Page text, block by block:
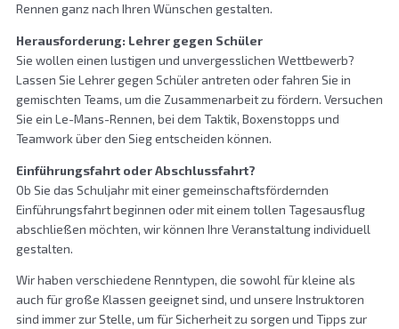
Rennen ganz nach Ihren Wünschen gestalten.
Herausforderung: Lehrer gegen Schüler
Sie wollen einen lustigen und unvergesslichen Wettbewerb?
Lassen Sie Lehrer gegen Schüler antreten oder fahren Sie in
gemischten Teams, um die Zusammenarbeit zu fördern. Versuchen
Sie ein Le-Mans-Rennen, bei dem Taktik, Boxenstopps und
Teamwork über den Sieg entscheiden können.
Einführungsfahrt oder Abschlussfahrt?
Ob Sie das Schuljahr mit einer gemeinschaftsfördernden
Einführungsfahrt beginnen oder mit einem tollen Tagesausflug
abschließen möchten, wir können Ihre Veranstaltung individuell
gestalten.
Wir haben verschiedene Renntypen, die sowohl für kleine als
auch für große Klassen geeignet sind, und unsere Instruktoren
sind immer zur Stelle, um für Sicherheit zu sorgen und Tipps zur